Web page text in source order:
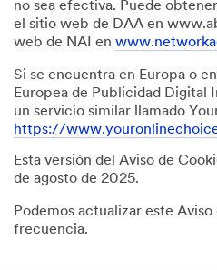
no sea efectiva. Puede
el sitio web de DAA en
web de NAI en
Si se encuentra en Europa o
Europea de Publicidad Digital
un servicio similar llamado
https://
Esta versión del Aviso de
de agosto de 2025.
Podemos actualizar este
frecuencia.